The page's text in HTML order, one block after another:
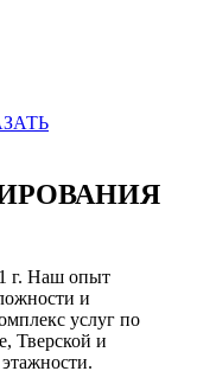
г. Наш опыт
и
услуг по
Тверской и